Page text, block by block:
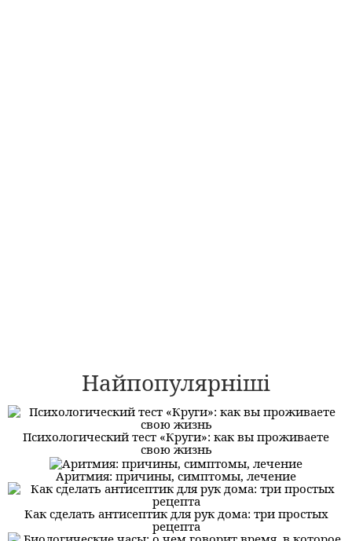
Найпопулярніші
Психологический тест «Круги»: как вы проживаете
свою жизнь
Аритмия: причины, симптомы, лечение
Как сделать антисептик для рук дома: три простых
рецепта